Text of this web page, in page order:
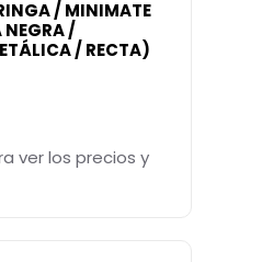
/ MINIMATE
/
/ RECTA)
ver los precios y